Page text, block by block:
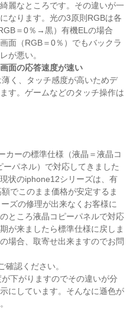
麗なところです。その違いが一
なります。光の3原則RGBは各
＝0％→黒）有機ELの場合
面（RGB＝0％）でもバックラ
が悪い。
面の応答速度が速い
く、タッチ感度が高いためデ
す。ゲームなどのタッチ操作は
ーの標準仕様（液晶＝液晶コ
パネル）で対応してきました
状のiphone12シリーズは、有
でこのまま価格が安定するま
ズの修理が出来なくお客様に
ところ液晶コピーパネルで対応
が来ましたら標準仕様に戻しま
場合、取寄せ出来ますのでお問
認ください。
下がりますのでその違いが分
にしています。そんなに遜色が